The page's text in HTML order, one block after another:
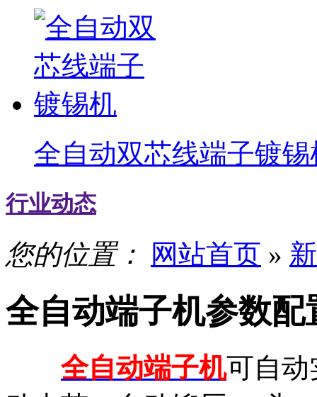
全自动双芯线端子镀锡
行业动态
您的位置： 网站首页 »
全自动端子机参数配
全自动端子机可自动